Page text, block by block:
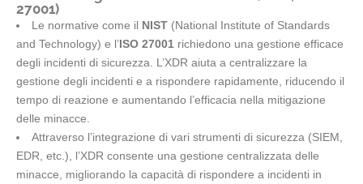
27001)
Le normative come il NIST (National Institute of Standards
and Technology) e l’ISO 27001 richiedono una gestione efficace
degli incidenti di sicurezza. L’XDR aiuta a centralizzare la
gestione degli incidenti e a rispondere rapidamente, riducendo il
tempo di reazione e aumentando l’efficacia nella mitigazione
delle minacce.
Attraverso l’integrazione di vari strumenti di sicurezza (SIEM,
EDR, etc.), l’XDR consente una gestione centralizzata delle
minacce, migliorando la capacità di rispondere a incidenti in